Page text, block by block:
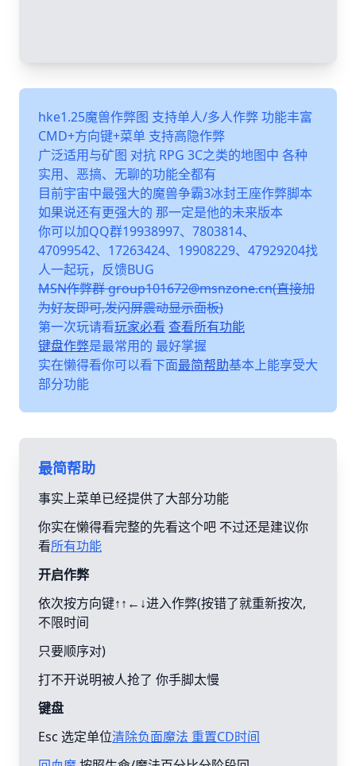
hke1.25魔兽作弊图 支持单人/多人作弊 功能丰富
CMD+方向键+菜单 支持高隐作弊
广泛适用与矿图 对抗 RPG 3C之类的地图中 各种
实用、恶搞、无聊的功能全都有
目前宇宙中最强大的魔兽争霸3冰封王座作弊脚本
如果说还有更强大的 那一定是他的未来版本
你可以加QQ群19938997、7803814、
47099542、17263424、19908229、47929204找
人一起玩，反馈BUG
MSN作弊群 group101672@msnzone.cn(直接加
为好友即可,发闪屏震动显示面板)
第一次玩请看玩家必看 查看所有功能
键盘作弊是最常用的 最好掌握
实在懒得看你可以看下面最简帮助基本上能享受大
部分功能
最简帮助
事实上菜单已经提供了大部分功能
你实在懒得看完整的先看这个吧 不过还是建议你
看所有功能
开启作弊
依次按方向键↑↑←↓进入作弊(按错了就重新按次,
不限时间
只要顺序对)
打不开说明被人抢了 你手脚太慢
键盘
Esc 选定单位清除负面魔法 重置CD时间